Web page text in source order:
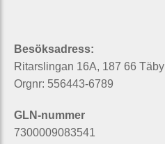
Besöksadress:
Ritarslingan 16A, 187 66 Täby
Orgnr: 556443-6789
GLN-nummer
7300009083541